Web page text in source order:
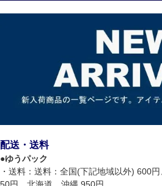
配送・送料
●ゆうパック
・送料：送料：全国(下記地域以外) 600
50円、北海道、沖縄 950円